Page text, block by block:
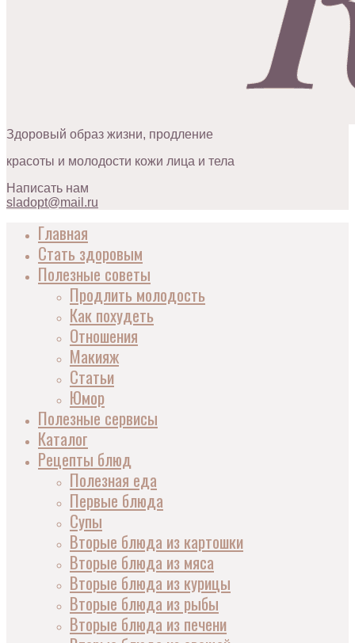
Здоровый образ жизни, продление
красоты и молодости кожи лица и тела
Написать нам
sladopt@mail.ru
Главная
Стать здоровым
Полезные советы
Продлить молодость
Как похудеть
Отношения
Макияж
Статьи
Юмор
Полезные сервисы
Каталог
Рецепты блюд
Полезная еда
Первые блюда
Супы
Вторые блюда из картошки
Вторые блюда из мяса
Вторые блюда из курицы
Вторые блюда из рыбы
Вторые блюда из печени